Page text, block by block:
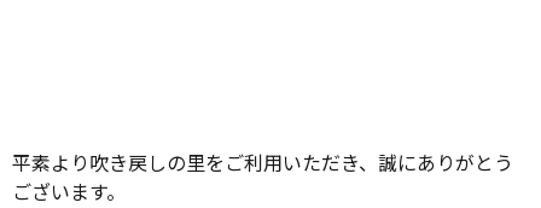
平素より吹き戻しの里をご利用いただき、誠にありがとう
ございます。